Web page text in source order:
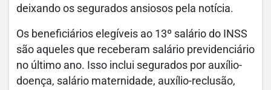
deixando os segurados ansiosos pela notícia.
Os beneficiários elegíveis ao 13º salário do INSS
são aqueles que receberam salário previdenciário
no último ano. Isso inclui segurados por auxílio-
doença, salário maternidade, auxílio-reclusão,